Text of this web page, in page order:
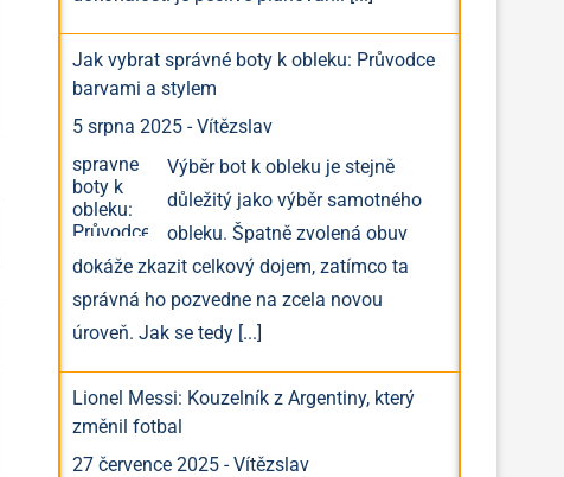
Jak vybrat správné boty k obleku: Průvodce
barvami a stylem
5 srpna 2025 -Vítězslav
Výběr bot k obleku je stejně
důležitý jako výběr samotného
obleku. Špatně zvolená obuv
dokáže zkazit celkový dojem, zatímco ta
správná ho pozvedne na zcela novou
úroveň. Jak se tedy [...]
Lionel Messi: Kouzelník z Argentiny, který
změnil fotbal
27 července 2025 -Vítězslav